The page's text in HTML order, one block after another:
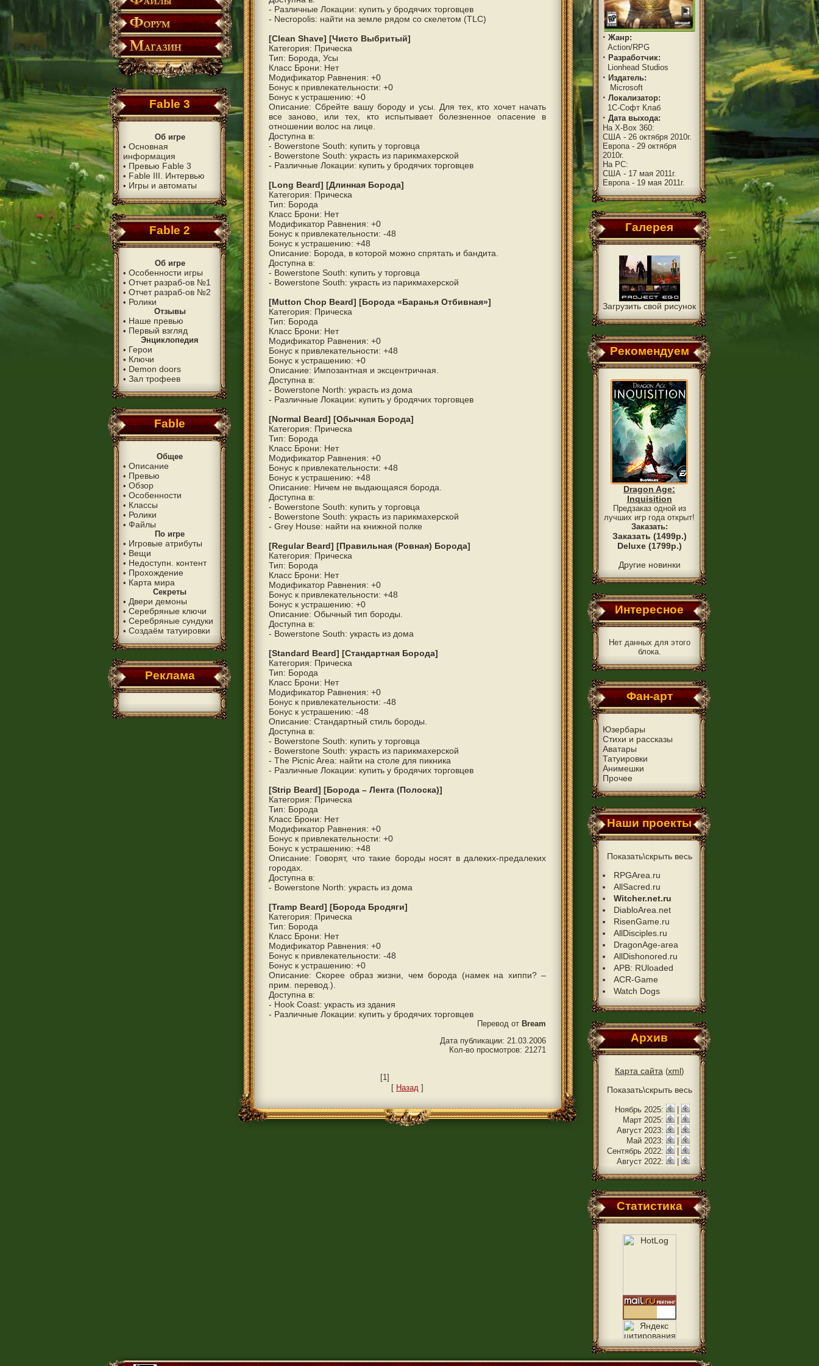
Fable 3
Об игре
• Основная
информация
• Превью Fable 3
• Fable III. Интервью
• Игры и автоматы
Fable 2
Об игре
• Особенности игры
• Отчет разраб-ов №1
• Отчет разраб-ов №2
• Ролики
Отзывы
• Наше превью
• Первый взгляд
Энциклопедия
• Герои
• Ключи
• Demon doors
• Зал трофеев
Fable
Общее
• Описание
• Превью
• Обзор
• Особенности
• Классы
• Ролики
• Файлы
По игре
• Игровые атрибуты
• Вещи
• Недоступн. контент
• Прохождение
• Карта мира
Секреты
• Двери демоны
• Серебряные ключи
• Серебряные сундуки
• Создаём татуировки
Реклама
- Различные Локации: купить у бродячих торговцев
- Necropolis: найти на земле рядом со скелетом (TLC)
[Clean Shave] [Чисто Выбритый]
Категория: Прическа
Тип: Борода, Усы
Класс Брони: Нет
Модификатор Равнения: +0
Бонус к привлекательности: +0
Бонус к устрашению: +0
Описание: Сбрейте вашу бороду и усы. Для тех, кто хочет начать
все заново, или тех, кто испытывает болезненное опасение в
отношении волос на лице.
Доступна в:
- Bowerstone South: купить у торговца
- Bowerstone South: украсть из парикмахерской
- Различные Локации: купить у бродячих торговцев
[Long Beard] [Длинная Борода]
Категория: Прическа
Тип: Борода
Класс Брони: Нет
Модификатор Равнения: +0
Бонус к привлекательности: -48
Бонус к устрашению: +48
Описание: Борода, в которой можно спрятать и бандита.
Доступна в:
- Bowerstone South: купить у торговца
- Bowerstone South: украсть из парикмахерской
[Mutton Chop Beard] [Борода «Баранья Отбивная»]
Категория: Прическа
Тип: Борода
Класс Брони: Нет
Модификатор Равнения: +0
Бонус к привлекательности: +48
Бонус к устрашению: +0
Описание: Импозантная и эксцентричная.
Доступна в:
- Bowerstone North: украсть из дома
- Различные Локации: купить у бродячих торговцев
[Normal Beard] [Обычная Борода]
Категория: Прическа
Тип: Борода
Класс Брони: Нет
Модификатор Равнения: +0
Бонус к привлекательности: +48
Бонус к устрашению: +48
Описание: Ничем не выдающаяся борода.
Доступна в:
- Bowerstone South: купить у торговца
- Bowerstone South: украсть из парикмахерской
- Grey House: найти на книжной полке
[Regular Beard] [Правильная (Ровная) Борода]
Категория: Прическа
Тип: Борода
Класс Брони: Нет
Модификатор Равнения: +0
Бонус к привлекательности: +48
Бонус к устрашению: +0
Описание: Обычный тип бороды.
Доступна в:
- Bowerstone South: украсть из дома
[Standard Beard] [Стандартная Борода]
Категория: Прическа
Тип: Борода
Класс Брони: Нет
Модификатор Равнения: +0
Бонус к привлекательности: -48
Бонус к устрашению: -48
Описание: Стандартный стиль бороды.
Доступна в:
- Bowerstone South: купить у торговца
- Bowerstone South: украсть из парикмахерской
- The Picnic Area: найти на столе для пикника
- Различные Локации: купить у бродячих торговцев
[Strip Beard] [Борода – Лента (Полоска)]
Категория: Прическа
Тип: Борода
Класс Брони: Нет
Модификатор Равнения: +0
Бонус к привлекательности: +0
Бонус к устрашению: +48
Описание: Говорят, что такие бороды носят в далеких-предалеких
городах.
Доступна в:
- Bowerstone North: украсть из дома
[Tramp Beard] [Борода Бродяги]
Категория: Прическа
Тип: Борода
Класс Брони: Нет
Модификатор Равнения: +0
Бонус к привлекательности: -48
Бонус к устрашению: +0
Описание: Скорее образ жизни, чем борода (намек на хиппи? –
прим. перевод.).
Доступна в:
- Hook Coast: украсть из здания
- Различные Локации: купить у бродячих торговцев
Перевод от Bream
Дата публикации: 21.03.2006
Кол-во просмотров: 21271
[1]
[ Назад ]
· Жанр:
Action/RPG
· Разработчик:
Lionhead Studios
· Издатель:
Microsoft
· Локализатор:
1C-Софт Клаб
· Дата выхода:
На X-Box 360:
США - 26 октября 2010г.
Европа - 29 октября
2010г.
На PC:
США - 17 мая 2011г.
Европа - 19 мая 2011г.
Галерея
Загрузить свой рисунок
Рекомендуем
Dragon Age:
Inquisition
Предзаказ одной из
лучших игр года открыт!
Заказать:
Заказать (1499р.)
Deluxe (1799р.)
Другие новинки
Интересное
Нет данных для этого
блока.
Фан-арт
Юзербары
Стихи и рассказы
Аватары
Татуировки
Анимешки
Прочее
Наши проекты
Показать\скрыть весь
RPGArea.ru
AllSacred.ru
Witcher.net.ru
DiabloArea.net
RisenGame.ru
AllDisciples.ru
DragonAge-area
AllDishonored.ru
APB: RUloaded
ACR-Game
Watch Dogs
Архив
Карта сайта (xml)
Показать\скрыть весь
Ноябрь 2025:
Март 2025:
Август 2023:
Май 2023:
Сентябрь 2022:
Август 2022:
Статистика